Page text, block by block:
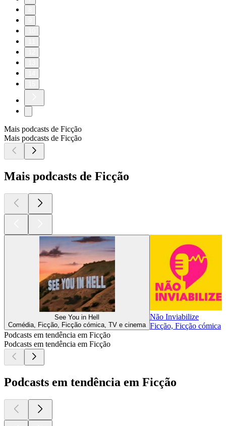
Mais podcasts de Ficção
Mais podcasts de Ficção
Mais podcasts de Ficção
See You in Hell
Comédia, Ficção, Ficção cómica, TV e cinema
Não Inviabilize
Ficção, Ficção cómica
Podcasts em tendência em Ficção
Podcasts em tendência em Ficção
Podcasts em tendência em Ficção